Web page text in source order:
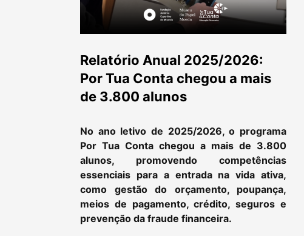
Relatório Anual 2025/2026:
Por Tua Conta chegou a mais
de 3.800 alunos
No ano letivo de 2025/2026, o programa
Por Tua Conta chegou a mais de 3.800
alunos, promovendo competências
essenciais para a entrada na vida ativa,
como gestão do orçamento, poupança,
meios de pagamento, crédito, seguros e
prevenção da fraude financeira.